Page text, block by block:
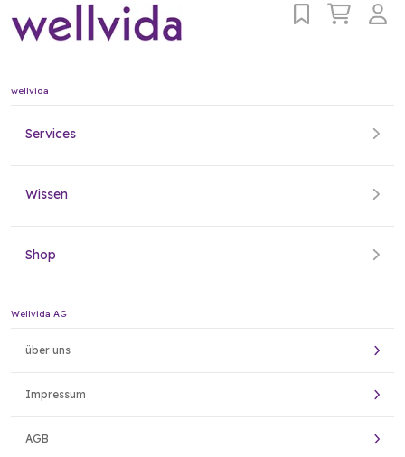
wellvida
Services
Wissen
Shop
Wellvida AG
über uns
Impressum
AGB